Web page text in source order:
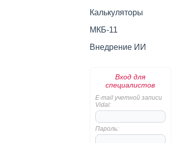
Калькуляторы
МКБ-11
Внедрение ИИ
Вход для
специалистов
E-mail учетной записи
Vidal:
Пароль: